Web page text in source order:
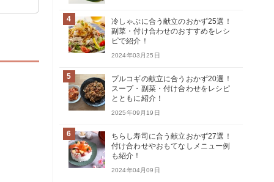
4
冷しゃぶに合う献立のおかず25選！
副菜・付け合わせのおすすめをレシ
ピで紹介！
2024年03月25日
5
プルコギの献立に合うおかず20選！
スープ・副菜・付け合わせをレシピ
とともに紹介！
2025年09月19日
6
ちらし寿司に合う献立おかず27選！
付け合わせやおもてなしメニュー例
も紹介！
2024年04月09日